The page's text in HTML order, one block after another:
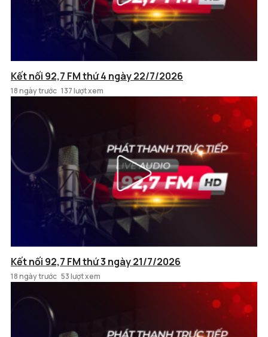
Kết nối 92,7 FM thứ 4 ngày 22/7/2026
18 ngày trước 137 lượt xem
Kết nối 92,7 FM thứ 3 ngày 21/7/2026
18 ngày trước 53 lượt xem